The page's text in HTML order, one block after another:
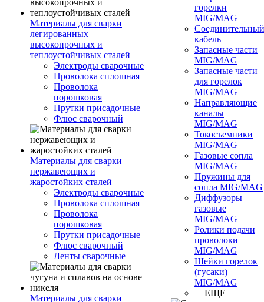
Материалы для сварки
легированных
высокопрочных и
теплоустойчивых сталей
Электроды сварочные
Проволока сплошная
Проволока
порошковая
Прутки присадочные
Флюс сварочный
Материалы для сварки
нержавеющих и
жаростойких сталей
Электроды сварочные
Проволока сплошная
Проволока
порошковая
Прутки присадочные
Флюс сварочный
Ленты сварочные
Материалы для сварки
горелки
MIG/MAG
Соединительный
кабель
Запасные части
MIG/MAG
Запасные части
для горелок
MIG/MAG
Направляющие
каналы
MIG/MAG
Токосъемники
MIG/MAG
Газовые сопла
MIG/MAG
Пружины для
сопла MIG/MAG
Диффузоры
газовые
MIG/MAG
Ролики подачи
проволоки
MIG/MAG
Шейки горелок
(гусаки)
MIG/MAG
+ ЕЩЕ